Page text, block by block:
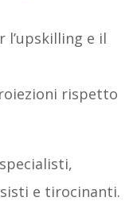
l’upskilling e il
rispetto
e tirocinanti.